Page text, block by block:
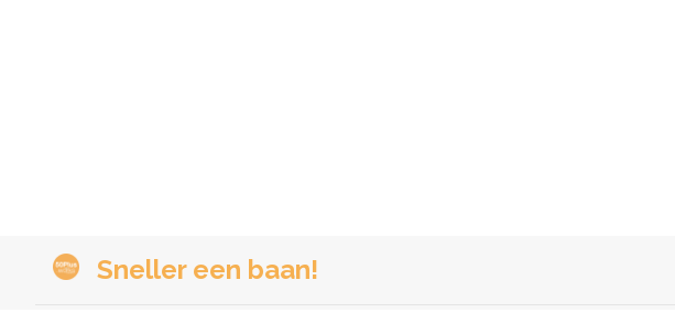
Sneller een baan!